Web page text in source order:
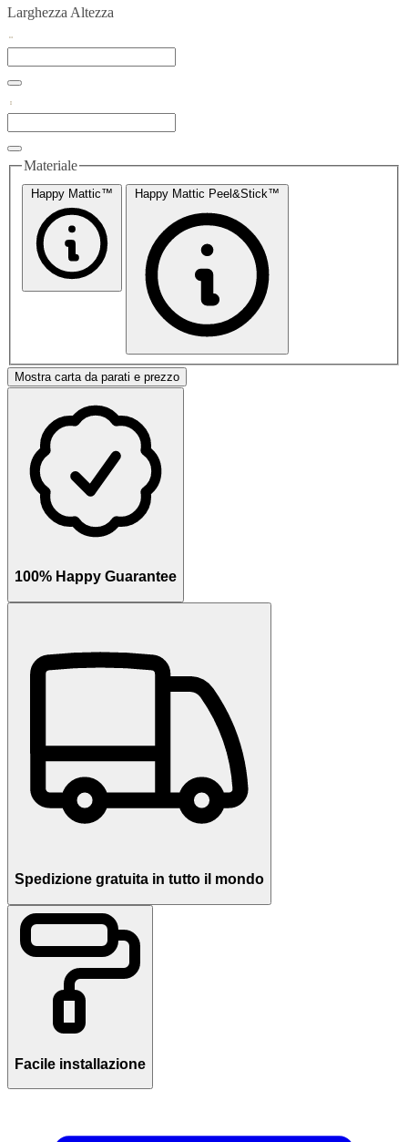
Larghezza Altezza
Materiale
Happy Mattic™ Happy Mattic Peel&Stick™
Mostra carta da parati e prezzo
100% Happy Guarantee
Spedizione gratuita in tutto il mondo
Facile installazione